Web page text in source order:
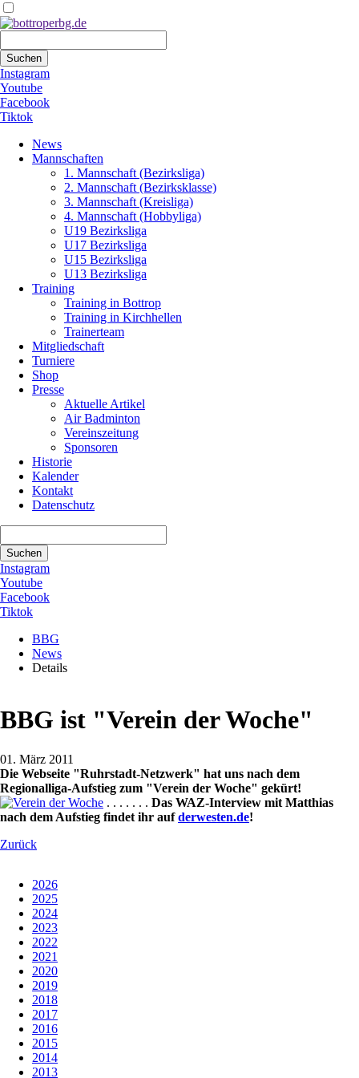
Suchen
Instagram
Youtube
Facebook
Tiktok
überspringen
News
Mannschaften
1. Mannschaft (Bezirksliga)
2. Mannschaft (Bezirksklasse)
3. Mannschaft (Kreisliga)
4. Mannschaft (Hobbyliga)
U19 Bezirksliga
U17 Bezirksliga
U15 Bezirksliga
U13 Bezirksliga
Training
Training in Bottrop
Training in Kirchhellen
Trainerteam
Mitgliedschaft
Turniere
Shop
Presse
Aktuelle Artikel
Air Badminton
Vereinszeitung
Sponsoren
Historie
Kalender
Kontakt
Datenschutz
Suchen
Instagram
Youtube
Facebook
Tiktok
BBG
News
Details
BBG ist "Verein der Woche"
01. März 2011
Die Webseite "Ruhrstadt-Netzwerk" hat uns nach dem
Regionalliga-Aufstieg zum "Verein der Woche" gekürt!
. . . . . . . Das WAZ-Interview mit Matthias
nach dem Aufstieg findet ihr aufderwesten.de!
Zurück
2026
2025
2024
2023
2022
2021
2020
2019
2018
2017
2016
2015
2014
2013